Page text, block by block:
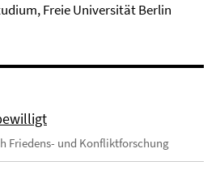
Freie Universität Berlin
Friedens- und Konfliktforschung